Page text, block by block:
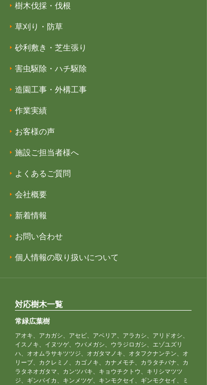
樹木伐採・伐根
草刈り・防草
砂利敷き・芝生張り
害虫駆除・ハチ駆除
造園工事・外構工事
作業実績
お客様の声
施設ご担当者様へ
よくあるご質問
会社概要
新着情報
お問い合わせ
個人情報の取り扱いについて
対応樹木一覧
常緑広葉樹
アオキ、アカガシ、アセビ、アベリア、アラカシ、アリドオシ、
イスノキ、イヌツゲ、ウバメガシ、ウラジロガシ、エゾユズリ
ハ、オオムラサキツツジ、オガタマノキ、オタフクナンテン、オ
リーブ、カクレミノ、カゴノキ、カナメモチ、カラタチバナ、カ
ラタネオガタマ、カンツバキ、キョウチクトウ、キリシマツツ
ジ、ギンバイカ、キンメツゲ、キンモクセイ、ギンモクセイ、ミ